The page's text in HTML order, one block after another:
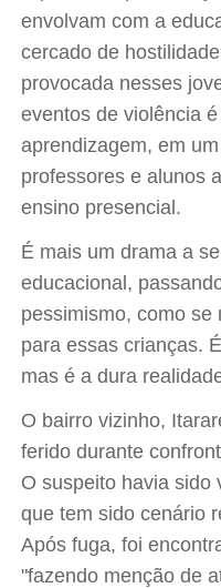
envolvam com a
cercado de
provocada nesses
eventos de violência
aprendizagem, em
professores e alunos
ensino presencial.
É mais um drama a
educacional,
pessimismo, como
para essas crianças.
mas é a dura
O bairro vizinho,
ferido durante
O suspeito havia sido
que tem sido cenário
Após fuga, foi
"fazendo menção de